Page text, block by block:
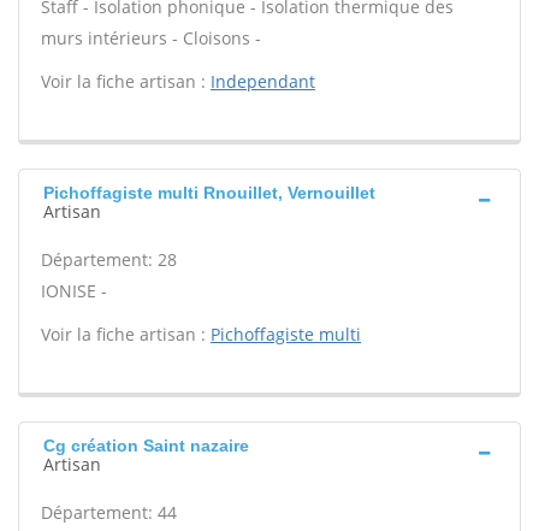
Staff - Isolation phonique - Isolation thermique des
murs intérieurs - Cloisons -
Voir la fiche artisan : Independant
Pichoffagiste multi Rnouillet, Vernouillet
Artisan
Département: 28
IONISE -
Voir la fiche artisan : Pichoffagiste multi
Cg création Saint nazaire
Artisan
Département: 44